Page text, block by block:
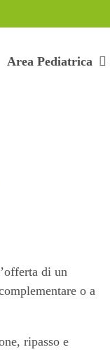
Area Pediatrica
di un
o a
ripasso e